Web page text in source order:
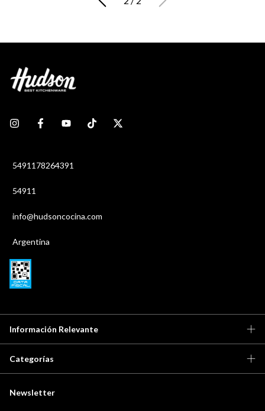
5491178264391
54911
info@hudsoncocina.com
Argentina
Información Relevante
Categorías
Newsletter